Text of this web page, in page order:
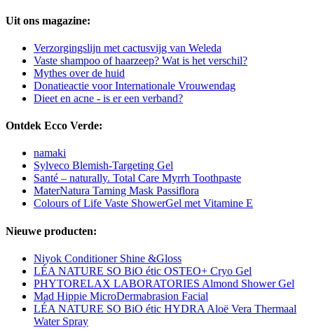
Uit ons magazine:
Verzorgingslijn met cactusvijg van Weleda
Vaste shampoo of haarzeep? Wat is het verschil?
Mythes over de huid
Donatieactie voor Internationale Vrouwendag
Dieet en acne - is er een verband?
Ontdek Ecco Verde:
namaki
Sylveco Blemish-Targeting Gel
Santé – naturally. Total Care Myrrh Toothpaste
MaterNatura Taming Mask Passiflora
Colours of Life Vaste ShowerGel met Vitamine E
Nieuwe producten:
Niyok Conditioner Shine &Gloss
LÉA NATURE SO BiO étic OSTEO+ Cryo Gel
PHYTORELAX LABORATORIES Almond Shower Gel
Mad Hippie MicroDermabrasion Facial
LÉA NATURE SO BiO étic HYDRA Aloë Vera Thermaal
Water Spray